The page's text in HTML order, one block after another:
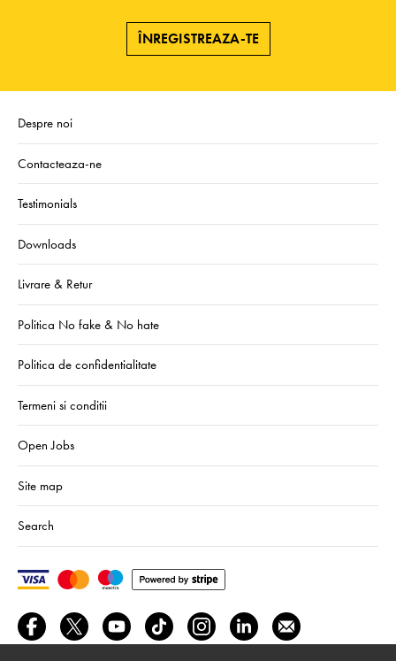
ÎNREGISTREAZA-TE
Despre noi
Contacteaza-ne
Testimonials
Downloads
Livrare & Retur
Politica No fake & No hate
Politica de confidentialitate
Termeni si conditii
Open Jobs
Site map
Search